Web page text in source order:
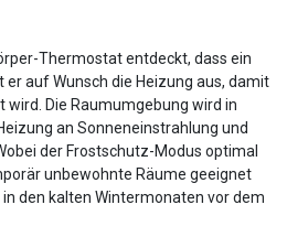
Thermostat entdeckt, dass ein
auf Wunsch die Heizung aus, damit
wird. Die Raumumgebung wird in
an Sonneneinstrahlung und
der Frostschutz-Modus optimal
unbewohnte Räume geeignet
den kalten Wintermonaten vor dem